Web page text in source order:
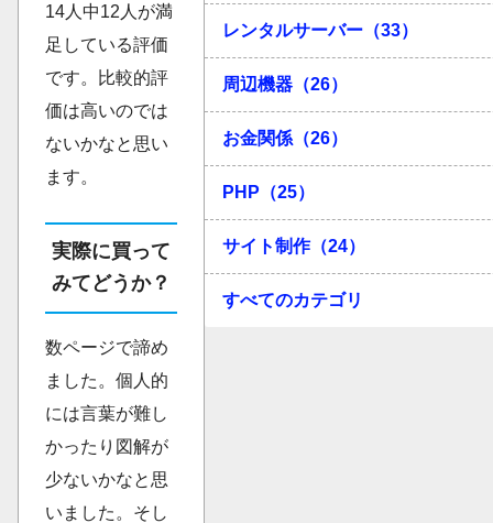
14人中12人が満
足している評価
です。比較的評
価は高いのでは
ないかなと思い
ます。
実際に買って
みてどうか？
数ページで諦め
ました。個人的
には言葉が難し
かったり図解が
少ないかなと思
いました。そし
レンタルサーバー（33）
周辺機器（26）
お金関係（26）
PHP（25）
サイト制作（24）
すべてのカテゴリ